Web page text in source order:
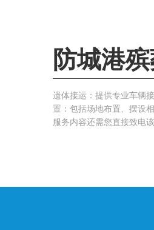
防城港
遗体接运：提供专业车辆
置：包括场地布置、摆设
服务内容还需您直接致电